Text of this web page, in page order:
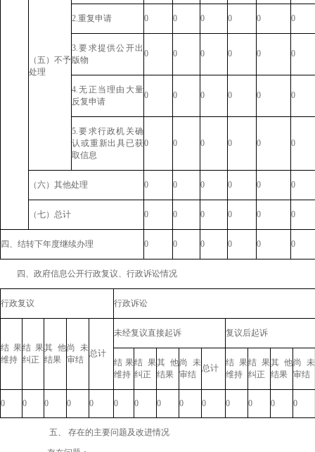
（五）不予
处理
2.重复申请 0 0 0 0 0 0
3.要求提供公开出
版物
0 0 0 0 0 0
4.无正当理由大量
反复申请
0 0 0 0 0 0
5.要求行政机关确
认或重新出具已获
取信息
0 0 0 0 0 0
（六）其他处理 0 0 0 0 0 0
（七）总计 0 0 0 0 0 0
四、结转下年度继续办理 0 0 0 0 0 0
四、政府信息公开行政复议、行政诉讼情况
行政复议 行政诉讼
结果
维持
结果
纠正
其他
结果
尚未
审结
总计
未经复议直接起诉 复议后起诉
结果
维持
结果
纠正
其他
结果
尚未
审结
总计
结果
维持
结果
纠正
其他
结果
尚未
审结
0 0 0 0 0 0 0 0 0 0 0 0 0 0
五、 存在的主要问题及改进情况